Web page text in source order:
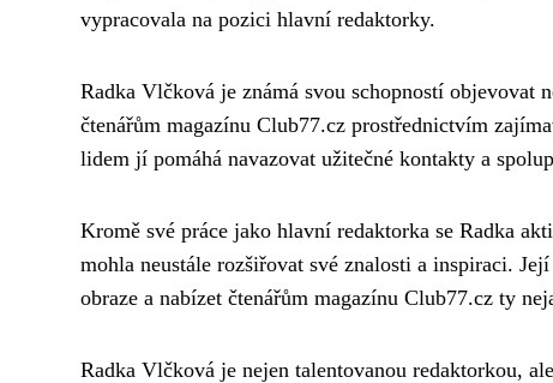
vypracovala na pozici hlavní redaktorky.
Radka Vlčková je známá svou schopností objevovat
čtenářům magazínu Club77.cz prostřednictvím
lidem jí pomáhá navazovat užitečné kontakty a
Kromě své práce jako hlavní redaktorka se Radka
mohla neustále rozšiřovat své znalosti a inspiraci.
obraze a nabízet čtenářům magazínu Club77.cz ty
Radka Vlčková je nejen talentovanou redaktorkou,